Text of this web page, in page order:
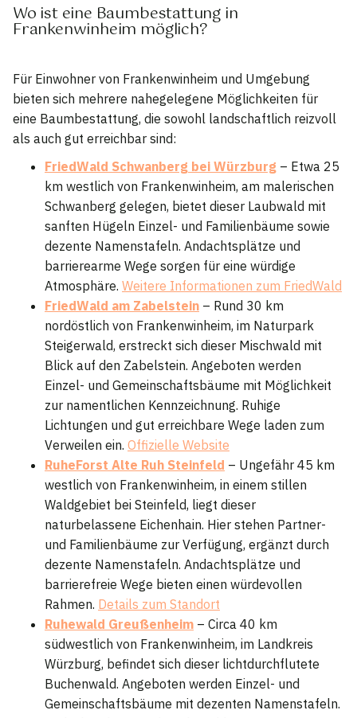
Wo ist eine Baumbestattung in
Frankenwinheim möglich?
Für Einwohner von Frankenwinheim und Umgebung
bieten sich mehrere nahegelegene Möglichkeiten für
eine Baumbestattung, die sowohl landschaftlich reizvoll
als auch gut erreichbar sind:
FriedWald Schwanberg bei Würzburg – Etwa 25
km westlich von Frankenwinheim, am malerischen
Schwanberg gelegen, bietet dieser Laubwald mit
sanften Hügeln Einzel- und Familienbäume sowie
dezente Namenstafeln. Andachtsplätze und
barrierearme Wege sorgen für eine würdige
Atmosphäre. Weitere Informationen zum FriedWald
FriedWald am Zabelstein – Rund 30 km
nordöstlich von Frankenwinheim, im Naturpark
Steigerwald, erstreckt sich dieser Mischwald mit
Blick auf den Zabelstein. Angeboten werden
Einzel- und Gemeinschaftsbäume mit Möglichkeit
zur namentlichen Kennzeichnung. Ruhige
Lichtungen und gut erreichbare Wege laden zum
Verweilen ein. Offizielle Website
RuheForst Alte Ruh Steinfeld – Ungefähr 45 km
westlich von Frankenwinheim, in einem stillen
Waldgebiet bei Steinfeld, liegt dieser
naturbelassene Eichenhain. Hier stehen Partner-
und Familienbäume zur Verfügung, ergänzt durch
dezente Namenstafeln. Andachtsplätze und
barrierefreie Wege bieten einen würdevollen
Rahmen. Details zum Standort
Ruhewald Greußenheim – Circa 40 km
südwestlich von Frankenwinheim, im Landkreis
Würzburg, befindet sich dieser lichtdurchflutete
Buchenwald. Angeboten werden Einzel- und
Gemeinschaftsbäume mit dezenten Namenstafeln.